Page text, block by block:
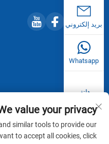
بريد إلكتروني
Whatsapp
هاتف
value your privacy
similar tools to provide our
to accept all cookies, click